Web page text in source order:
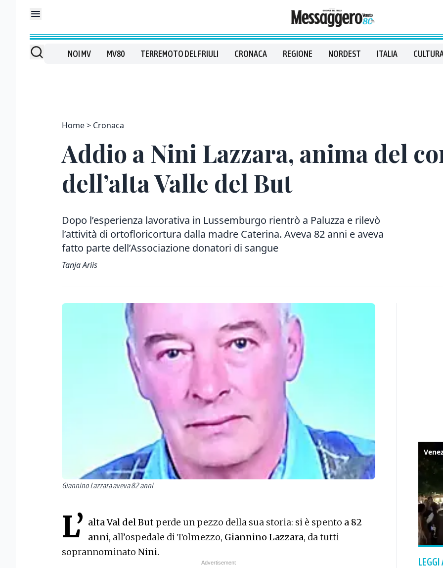
NOI MV MV80 TERREMOTO DEL FRIULI CRONACA REGIONE NORDEST ITALIA
Home Cronaca
Addio a Nini Lazzara, anima del
dell’alta Valle del But
Dopo l’esperienza lavorativa in Lussemburgo rientrò a Paluzza e rilevò
l’attività di ortofloricortura dalla madre Caterina. Aveva 82 anni e aveva
fatto parte dell’Associazione donatori di sangue
Tanja Ariis
Giannino Lazzara aveva 82 anni
L’ alta Val del But perde un pezzo della sua storia: si è spento a 82
anni, all’ospedale di Tolmezzo, Giannino Lazzara, da tutti
soprannominato Nini.
LEGGI